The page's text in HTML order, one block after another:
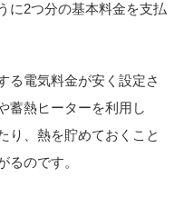
に2つ分の基本料金を支払
る電気料金が安く設定さ
蓄熱ヒーターを利用し
り、熱を貯めておくこと
るのです。